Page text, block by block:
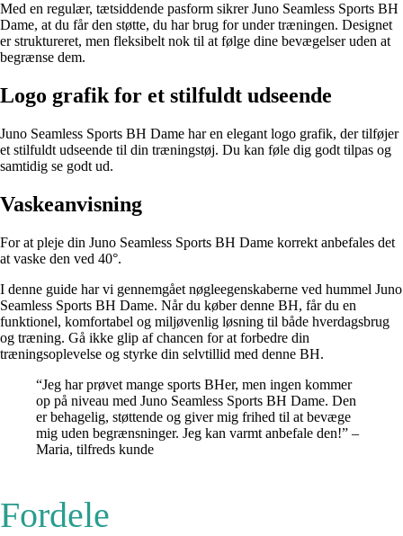
Med en regulær, tætsiddende pasform sikrer Juno Seamless Sports BH
Dame, at du får den støtte, du har brug for under træningen. Designet
er struktureret, men fleksibelt nok til at følge dine bevægelser uden at
begrænse dem.
Logo grafik for et stilfuldt udseende
Juno Seamless Sports BH Dame har en elegant logo grafik, der tilføjer
et stilfuldt udseende til din træningstøj. Du kan føle dig godt tilpas og
samtidig se godt ud.
Vaskeanvisning
For at pleje din Juno Seamless Sports BH Dame korrekt anbefales det
at vaske den ved 40°.
I denne guide har vi gennemgået nøgleegenskaberne ved hummel Juno
Seamless Sports BH Dame. Når du køber denne BH, får du en
funktionel, komfortabel og miljøvenlig løsning til både hverdagsbrug
og træning. Gå ikke glip af chancen for at forbedre din
træningsoplevelse og styrke din selvtillid med denne BH.
“Jeg har prøvet mange sports BHer, men ingen kommer
op på niveau med Juno Seamless Sports BH Dame. Den
er behagelig, støttende og giver mig frihed til at bevæge
mig uden begrænsninger. Jeg kan varmt anbefale den!” –
Maria, tilfreds kunde
Fordele